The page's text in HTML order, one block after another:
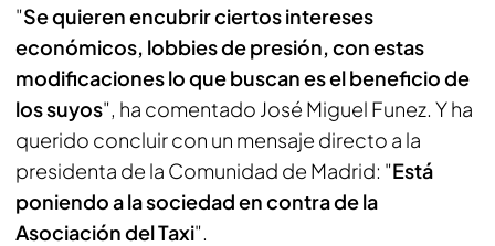
"Se quieren encubrir ciertos intereses
económicos, lobbies de presión, con estas
modificaciones lo que buscan es el beneficio de
los suyos", ha comentado José Miguel Funez. Y ha
querido concluir con un mensaje directo a la
presidenta de la Comunidad de Madrid: "Está
poniendo a la sociedad en contra de la
Asociación del Taxi".